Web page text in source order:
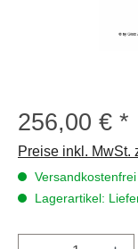
Regulärer Preis:
256,00 €
Preise inkl. MwSt.
Versandkostenfrei
Lagerartikel:
Produkt